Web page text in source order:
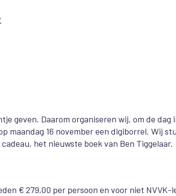
geven. Daarom organiseren wij, om de
maandag 16 november een digiborrel. Wij
het nieuwste boek van Ben Tiggelaar.
€ 279,00 per persoon en voor niet NVVK-